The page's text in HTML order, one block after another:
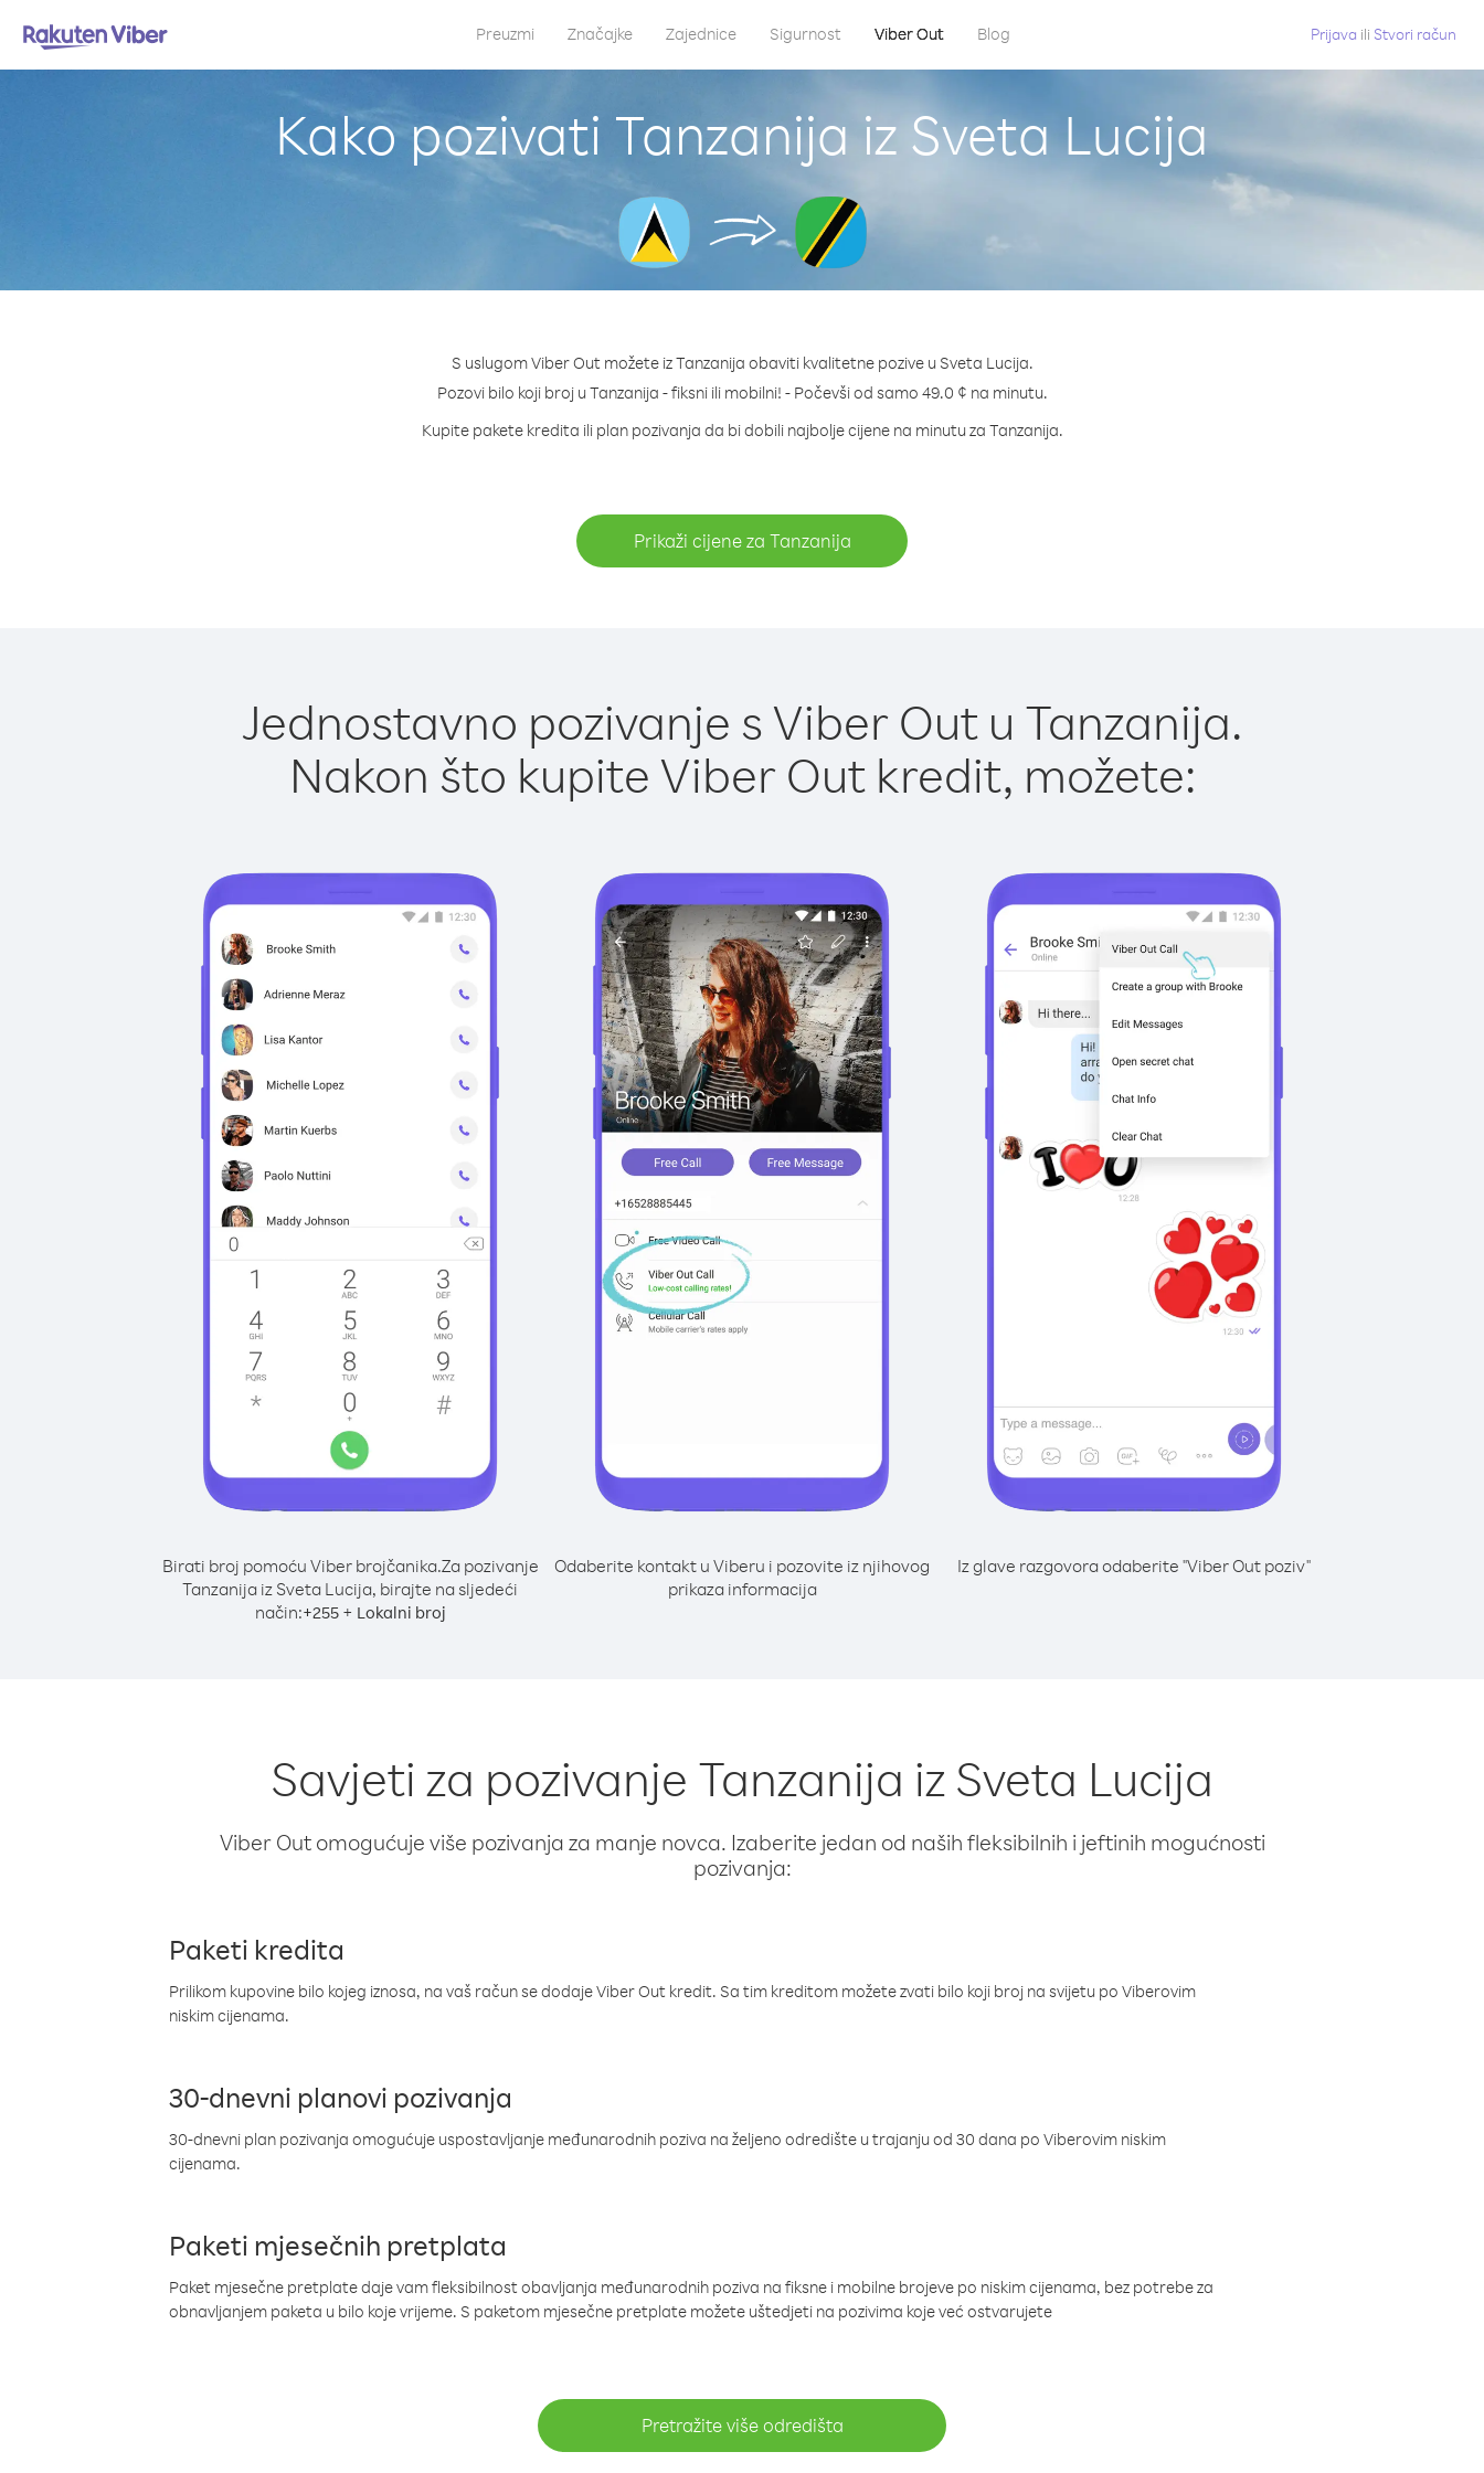
Preuzmi Značajke Zajednice Sigurnost Viber Out Blog Prijava ili Stvori račun
Kako pozivati Tanzanija iz Sveta Lucija
S uslugom Viber Out možete iz Tanzanija obaviti kvalitetne pozive u Sveta Lucija.
Pozovi bilo koji broj u Tanzanija - fiksni ili mobilni! - Počevši od samo 49.0 ¢ na minutu.
Kupite pakete kredita ili plan pozivanja da bi dobili najbolje cijene na minutu za Tanzanija.
Prikaži cijene za Tanzanija
Jednostavno pozivanje s Viber Out u Tanzanija.
Nakon što kupite Viber Out kredit, možete:
Birati broj pomoću Viber brojčanika.Za pozivanje
Tanzanija iz Sveta Lucija, birajte na sljedeći
način:+255+ Lokalni broj
Odaberite kontakt u Viberu i pozovite iz njihovog
prikaza informacija
Iz glave razgovora odaberite "Viber Out poziv"
Savjeti za pozivanje Tanzanija iz Sveta Lucija
Viber Out omogućuje više pozivanja za manje novca. Izaberite jedan od naših fleksibilnih i jeftinih mogućnosti
pozivanja:
Paketi kredita
Prilikom kupovine bilo kojeg iznosa, na vaš račun se dodaje Viber Out kredit. Sa tim kreditom možete zvati bilo koji broj na svijetu po Viberovim
niskim cijenama.
30-dnevni planovi pozivanja
30-dnevni plan pozivanja omogućuje uspostavljanje međunarodnih poziva na željeno odredište u trajanju od 30 dana po Viberovim niskim
cijenama.
Paketi mjesečnih pretplata
Paket mjesečne pretplate daje vam fleksibilnost obavljanja međunarodnih poziva na fiksne i mobilne brojeve po niskim cijenama, bez potrebe za
obnavljanjem paketa u bilo koje vrijeme. S paketom mjesečne pretplate možete uštedjeti na pozivima koje već ostvarujete
Pretražite više odredišta